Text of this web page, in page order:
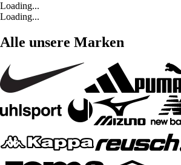
Loading...
Loading...
Alle unsere Marken